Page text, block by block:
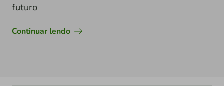
futuro
Continuar lendo